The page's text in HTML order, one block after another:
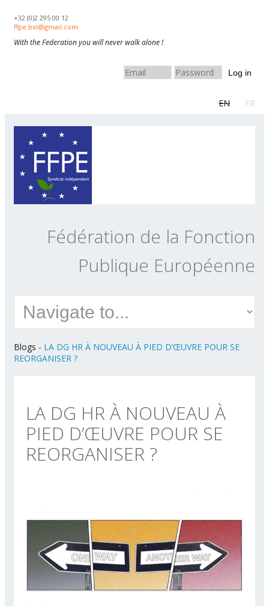
+32 (0)2 295 00 12
ffpe.bxl@gmail.com
With the Federation you will never walk alone !
Log in
EN FR
Fédération de la Fonction
Publique Européenne
Blogs - LA DG HR À NOUVEAU À PIED D’ŒUVRE POUR SE
REORGANISER ?
LA DG HR À NOUVEAU À
PIED D’ŒUVRE POUR SE
REORGANISER ?